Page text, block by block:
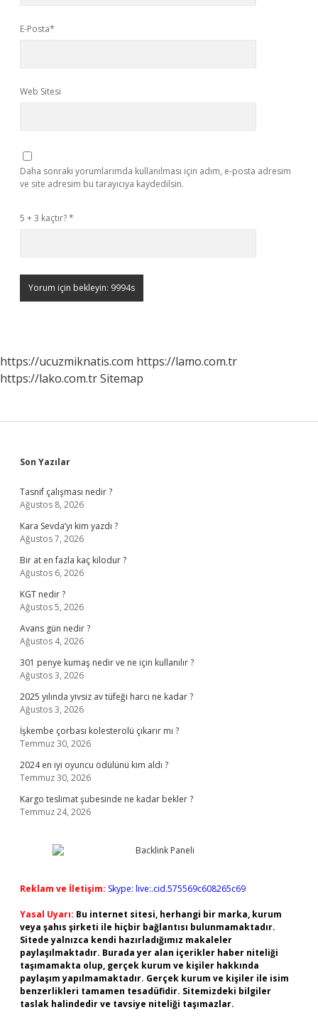
E-Posta*
Web Sitesi
Daha sonraki yorumlarımda kullanılması için adım, e-posta adresim
ve site adresim bu tarayıcıya kaydedilsin.
5 + 3 kaçtır?*
https://ucuzmiknatis.com https://lamo.com.tr
https://lako.com.trSitemap
Sidebar
Son Yazılar
Tasnif çalışması nedir ?
Ağustos 8, 2026
Kara Sevda’yı kim yazdı ?
Ağustos 7, 2026
Bir at en fazla kaç kilodur ?
Ağustos 6, 2026
KGT nedir ?
Ağustos 5, 2026
Avans gün nedir ?
Ağustos 4, 2026
301 penye kumaş nedir ve ne için kullanılır ?
Ağustos 3, 2026
2025 yılında yivsiz av tüfeği harcı ne kadar ?
Ağustos 3, 2026
İşkembe çorbası kolesterolü çıkarır mı ?
Temmuz 30, 2026
2024 en iyi oyuncu ödülünü kim aldı ?
Temmuz 30, 2026
Kargo teslimat şubesinde ne kadar bekler ?
Temmuz 24, 2026
Reklam ve İletişim: Skype: live:.cid.575569c608265c69
Yasal Uyarı: Bu internet sitesi, herhangi bir marka, kurum
veya şahıs şirketi ile hiçbir bağlantısı bulunmamaktadır.
Sitede yalnızca kendi hazırladığımız makaleler
paylaşılmaktadır. Burada yer alan içerikler haber niteliği
taşımamakta olup, gerçek kurum ve kişiler hakkında
paylaşım yapılmamaktadır. Gerçek kurum ve kişiler ile isim
benzerlikleri tamamen tesadüfidir. Sitemizdeki bilgiler
taslak halindedir ve tavsiye niteliği taşımazlar.